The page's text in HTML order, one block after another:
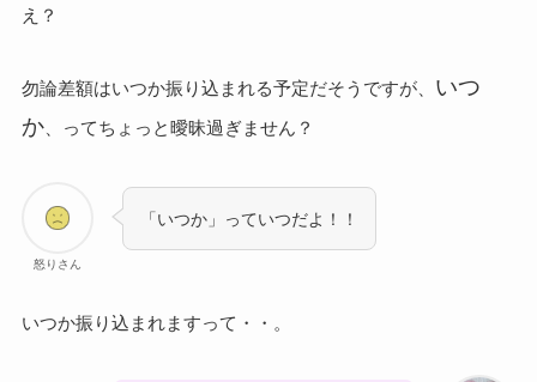
え？
勿論差額はいつか振り込まれる予定だそうですが、 いつ
か、ってちょっと曖昧過ぎません？
怒りさん
「いつか」っていつだよ！！
いつか振り込まれますって・・。